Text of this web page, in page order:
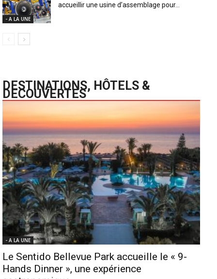
- A LA UNE
accueillir une usine d’assemblage pour...
DESTINATIONS, HÔTELS &
DECOUVERTES
- A LA UNE
Le Sentido Bellevue Park accueille le « 9-
Hands Dinner », une expérience